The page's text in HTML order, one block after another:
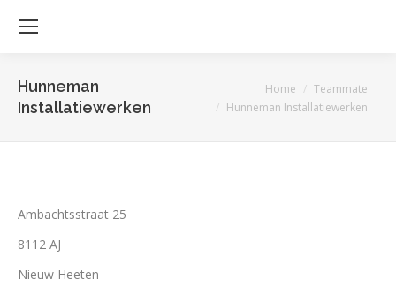
Hunneman
Installatiewerken
Home
Teammate
Hunneman Installatiewerken
Ambachtsstraat 25
8112 AJ
Nieuw Heeten